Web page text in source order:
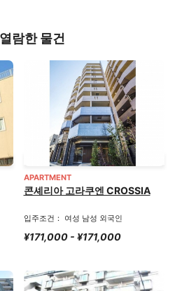
람한 물건
APARTMENT
콘셰리아 고라쿠엔 CROSSIA
입주조건： 여성 남성 외국인
¥171,000 - ¥171,000